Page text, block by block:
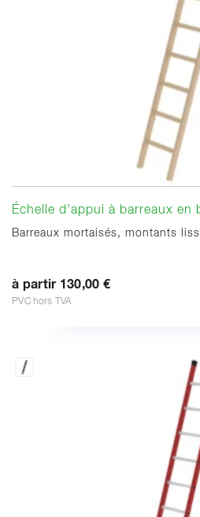
Échelle d’appui à barreaux en
Barreaux mortaisés, montants
à partir 130,00 €
PVC hors TVA